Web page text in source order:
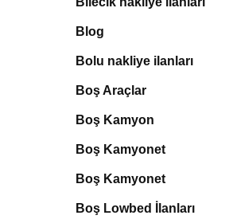
Blog
Bolu nakliye ilanları
Boş Araçlar
Boş Kamyon
Boş Kamyonet
Boş Kamyonet
Boş Lowbed İlanları